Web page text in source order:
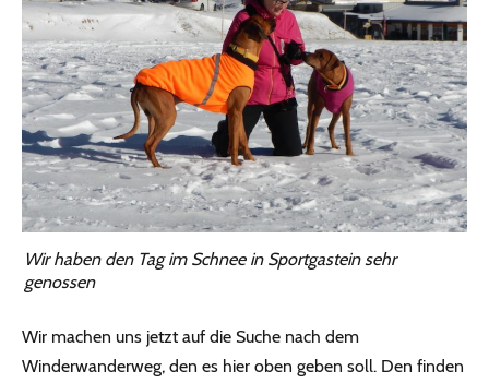
Wir haben den Tag im Schnee in Sportgastein sehr
genossen
Wir machen uns jetzt auf die Suche nach dem
Winderwanderweg, den es hier oben geben soll. Den finden